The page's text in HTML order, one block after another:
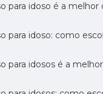
para idoso é a
para idoso: como
para idosos é a